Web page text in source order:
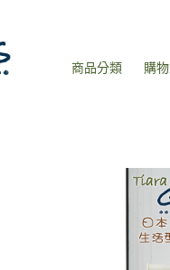
商品分類 購